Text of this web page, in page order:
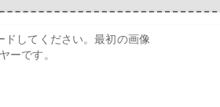
してください。最初の画像
ーです。